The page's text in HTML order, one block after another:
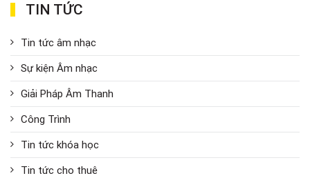
TIN TỨC
Tin tức âm nhạc
Sự kiện Âm nhạc
Giải Pháp Âm Thanh
Công Trình
Tin tức khóa học
Tin tức cho thuê